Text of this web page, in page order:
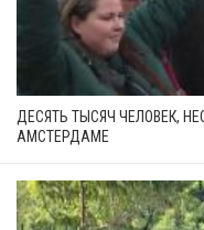
ДЕСЯТЬ ТЫСЯЧ ЧЕЛОВЕК,
АМСТЕРДАМЕ